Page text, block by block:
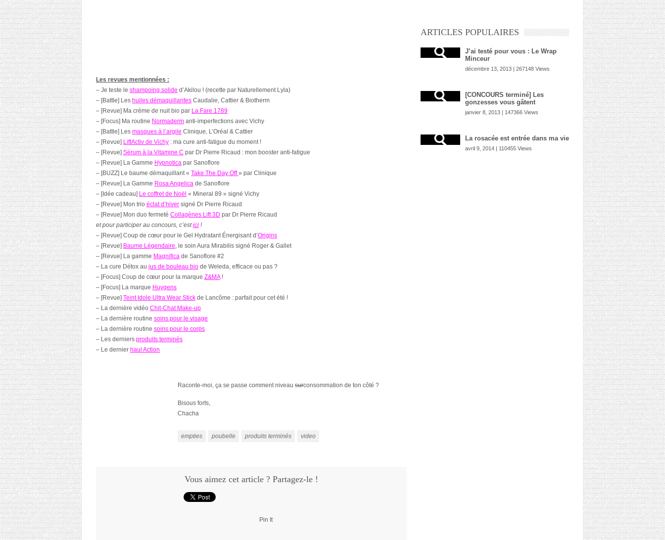
Les revues mentionnées :
– Je teste le shampoing solide d’Akilou ! (recette par Naturellement Lyla)
– [Battle] Les huiles démaquillantes Caudalie, Cattier & Biotherm
– [Revue] Ma crème de nuit bio par La Fare 1789
– [Focus] Ma routine Normaderm anti-imperfections avec Vichy
– [Battle] Les masques à l’argile Clinique, L’Oréal & Cattier
– [Revue] LiftActiv de Vichy : ma cure anti-fatigue du moment !
– [Revue] Sérum à la Vitamine C par Dr Pierre Ricaud : mon booster anti-fatigue
– [Revue] La Gamme Hypnotica par Sanoflore
– [BUZZ] Le baume démaquillant « Take The Day Off» par Clinique
– [Revue] La Gamme Rosa Angelica de Sanoflore
– [Idée cadeau] Le coffret de Noël « Mineral 89 » signé Vichy
– [Revue] Mon trio éclat d’hiver signé Dr Pierre Ricaud
– [Revue] Mon duo fermeté Collagènes Lift 3D par Dr Pierre Ricaud
et pour participer au concours, c’estici !
– [Revue] Coup de cœur pour le Gel Hydratant Énergisant d’Origins
– [Revue] Baume Légendaire, le soin Aura Mirabilis signé Roger & Gallet
– [Revue] La gamme Magnifica de Sanoflore #2
– La cure Détox au jus de bouleau bio de Weleda, efficace ou pas ?
– [Focus] Coup de cœur pour la marque Z&MA!
– [Focus] La marque Huygens
– [Revue] Teint Idole Ultra Wear Stick de Lancôme : parfait pour cet été !
– La dernière vidéo Chit-Chat Make-up
– La dernière routine soins pour le visage
– La dernière routine soins pour le corps
– Les derniers produits terminés
– Le dernier haul Action
Raconte-moi, ça se passe comment niveau surconsommation de ton côté ?
Bisous forts,
Chacha
empties poubelle produits terminés video
Vous aimez cet article ? Partagez-le !
Pin It
ARTICLES POPULAIRES
J’ai testé pour vous : Le Wrap
Minceur
décembre 13, 2013 | 267148 Views
[CONCOURS terminé] Les
gonzesses vous gâtent
janvier 8, 2013 | 147366 Views
La rosacée est entrée dans ma vie
avril 9, 2014 | 110455 Views